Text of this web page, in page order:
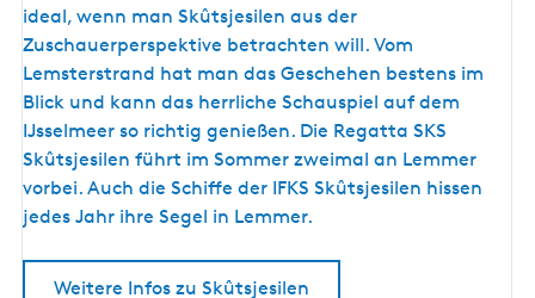
e
s
i
l
e
n
b
e
ideal, wenn man Skûtsjesilen aus der
Zuschauerperspektive betrachten will. Vom
Lemsterstrand hat man das Geschehen bestens im
Blick und kann das herrliche Schauspiel auf dem
IJsselmeer so richtig genießen. Die Regatta SKS
Skûtsjesilen führt im Sommer zweimal an Lemmer
vorbei. Auch die Schiffe der IFKS Skûtsjesilen hissen
jedes Jahr ihre Segel in Lemmer.
Weitere Infos zu Skûtsjesilen